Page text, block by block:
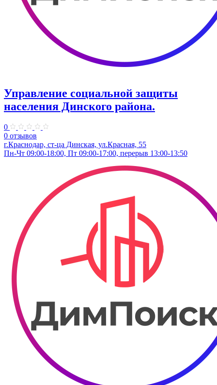
Управление социальной защиты
населения Динского района.
0
0 отзывов
г.Краснодар, ст-ца Динская, ул.Красная, 55
Пн-Чт 09:00-18:00, Пт 09:00-17:00, перерыв 13:00-13:50